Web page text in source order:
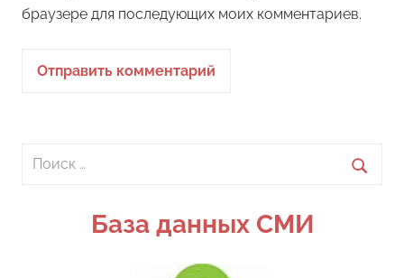
браузере для последующих моих комментариев.
Поиск
База данных СМИ